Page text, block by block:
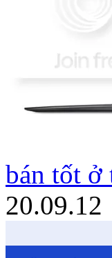
bán tốt ở
20.09.12